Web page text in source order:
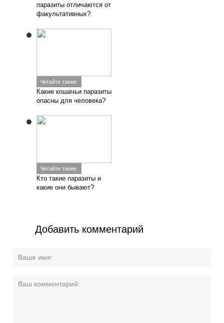
паразиты отличаются от
факультативных?
Читайте также:
Какие кошачьи паразиты
опасны для человека?
Читайте также:
Кто такие паразиты и
какие они бывают?
Добавить комментарий